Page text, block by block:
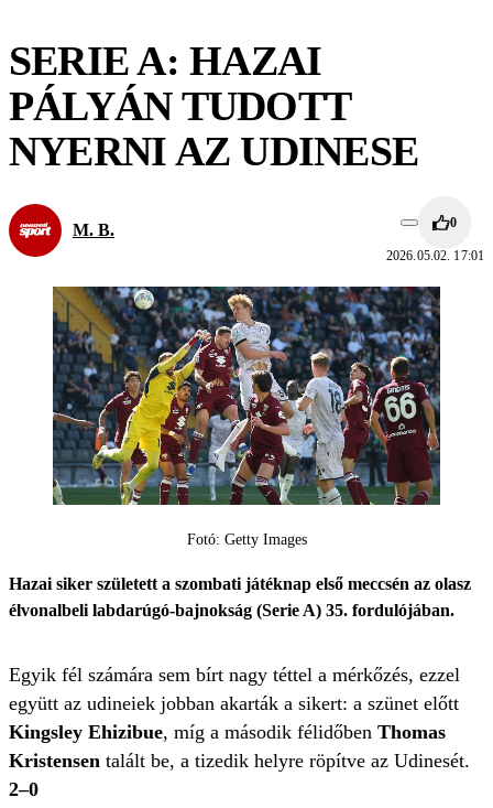
SERIE A: HAZAI
PÁLYÁN TUDOTT
NYERNI AZ UDINESE
M. B. 0
2026.05.02. 17:01
Fotó: Getty Images
Hazai siker született a szombati játéknap első meccsén az olasz
élvonalbeli labdarúgó-bajnokság (Serie A) 35. fordulójában.
Egyik fél számára sem bírt nagy téttel a mérkőzés, ezzel
együtt az udineiek jobban akarták a sikert: a szünet előtt
Kingsley Ehizibue, míg a második félidőben Thomas
Kristensen talált be, a tizedik helyre röpítve az Udinesét.
2–0